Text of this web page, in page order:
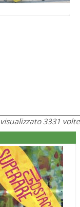
3331 volte